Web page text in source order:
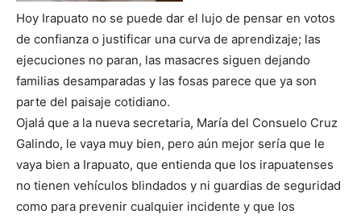
Hoy Irapuato no se puede dar el lujo de pensar en votos
de confianza o justificar una curva de aprendizaje; las
ejecuciones no paran, las masacres siguen dejando
familias desamparadas y las fosas parece que ya son
parte del paisaje cotidiano.
Ojalá que a la nueva secretaria, María del Consuelo Cruz
Galindo, le vaya muy bien, pero aún mejor sería que le
vaya bien a Irapuato, que entienda que los irapuatenses
no tienen vehículos blindados y ni guardias de seguridad
como para prevenir cualquier incidente y que los